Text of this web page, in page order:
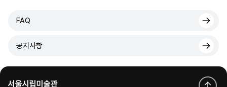
FAQ
공지사항